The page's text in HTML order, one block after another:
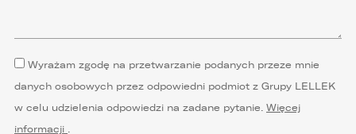
Wyrażam zgodę na przetwarzanie podanych przeze mnie
danych osobowych przez odpowiedni podmiot z Grupy LELLEK
w celu udzielenia odpowiedzi na zadane pytanie. Więcej
informacji .